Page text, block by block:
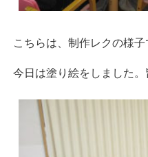
こちらは、制作レクの様
今日は塗り絵をしました